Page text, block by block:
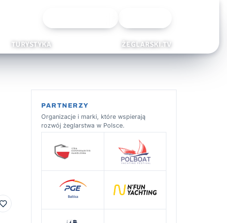
TURYSTYKA ŻEGLARSKI.TV
Do ulubionych
PARTNERZY
Organizacje i marki, które wspierają
rozwój żeglarstwa w Polsce.